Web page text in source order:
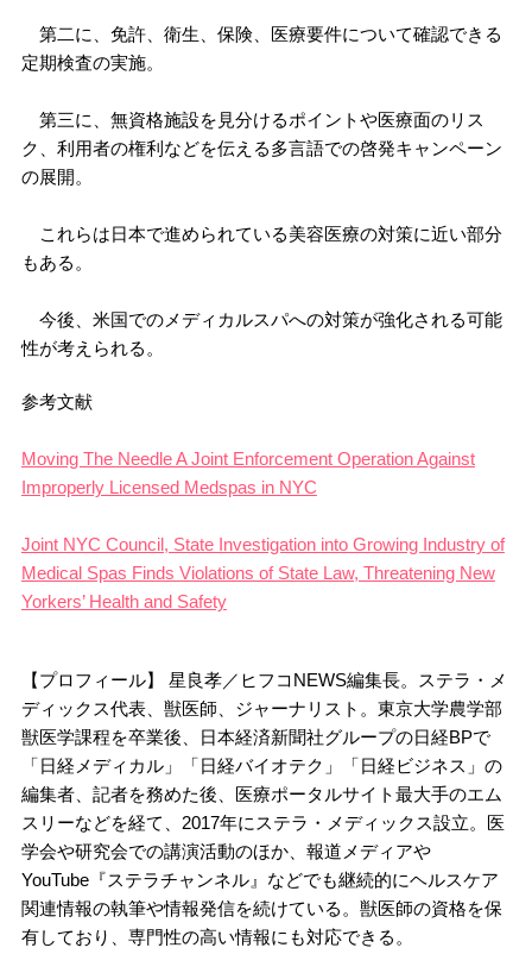
第二に、免許、衛生、保険、医療要件について確認できる
定期検査の実施。
第三に、無資格施設を見分けるポイントや医療面のリス
ク、利用者の権利などを伝える多言語での啓発キャンペーン
の展開。
これらは日本で進められている美容医療の対策に近い部分
もある。
今後、米国でのメディカルスパへの対策が強化される可能
性が考えられる。
参考文献
Moving The Needle A Joint Enforcement Operation Against
Improperly Licensed Medspas in NYC
Joint NYC Council, State Investigation into Growing Industry of
Medical Spas Finds Violations of State Law, Threatening New
Yorkers’ Health and Safety
【プロフィール】 星良孝／ヒフコNEWS編集長。ステラ・メ
ディックス代表、獣医師、ジャーナリスト。東京大学農学部
獣医学課程を卒業後、日本経済新聞社グループの日経BPで
「日経メディカル」「日経バイオテク」「日経ビジネス」の
編集者、記者を務めた後、医療ポータルサイト最大手のエム
スリーなどを経て、2017年にステラ・メディックス設立。医
学会や研究会での講演活動のほか、報道メディアや
YouTube『ステラチャンネル』などでも継続的にヘルスケア
関連情報の執筆や情報発信を続けている。獣医師の資格を保
有しており、専門性の高い情報にも対応できる。